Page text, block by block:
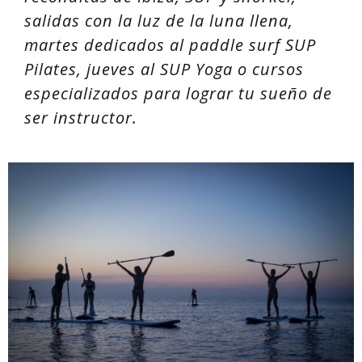
salidas con la luz de la luna llena,
martes dedicados al paddle surf SUP
Pilates, jueves al SUP Yoga o cursos
especializados para lograr tu sueño de
ser instructor.